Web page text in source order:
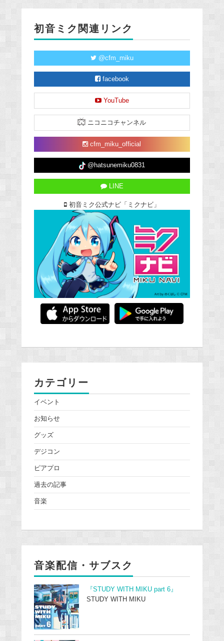
初音ミク関連リンク
@cfm_miku
facebook
YouTube
ニコニコチャンネル
cfm_miku_official
@hatsunemiku0831
LINE
初音ミク公式ナビ「ミクナビ」
カテゴリー
イベント
お知らせ
グッズ
デジコン
ピアプロ
過去の記事
音楽
音楽配信・サブスク
『STUDY WITH MIKU part 6』
STUDY WITH MIKU